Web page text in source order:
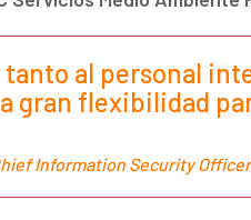
tanto al personal
gran flexibilidad
Information Security